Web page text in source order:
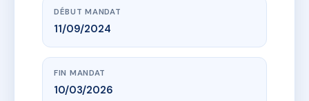
DÉBUT MANDAT
11/09/2024
FIN MANDAT
10/03/2026